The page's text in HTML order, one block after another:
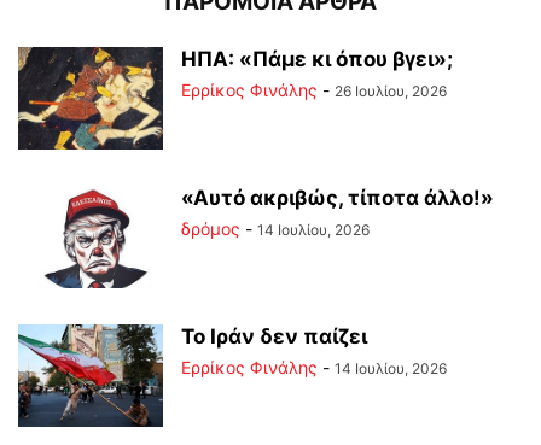
ΗΠΑ: «Πάμε κι όπου βγει»;
Ερρίκος Φινάλης - 26 Ιουλίου, 2026
«Αυτό ακριβώς, τίποτα άλλο!»
δρόμος - 14 Ιουλίου, 2026
Το Ιράν δεν παίζει
Ερρίκος Φινάλης - 14 Ιουλίου, 2026